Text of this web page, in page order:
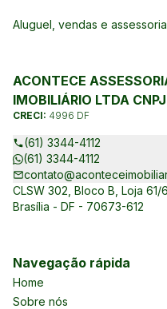
Aluguel, vendas e
ACONTECE
IMOBILIÁRIO LTDA
CRECI: 4996 DF
(61) 3344-4112
(61) 3344-4112
CLSW 302, Bloco B, Loja
Brasília - DF - 70673-612
Navegação rápida
Home
Sobre nós